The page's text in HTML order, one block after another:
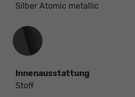
Silber Atomic metallic
Innenausstattung
Innenausstattung
Stoff